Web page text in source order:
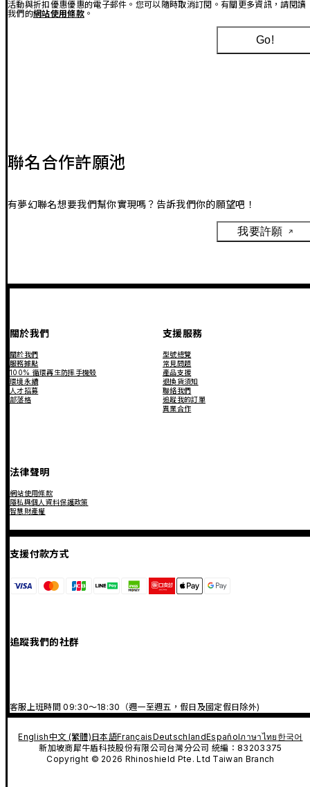
活動與折扣優惠優惠的電子郵件。您可以隨時取消訂閱。有關更多資訊，請閱讀
我們的網站使用條款。
Go!
聯名合作許願池
有夢幻聯名想要我們幫你實現嗎？告訴我們你的願望吧！
我要許願
關於我們
關於我們
服務據點
100% 循環再生防摔手機殼
環境永續
人才招募
部落格
支援服務
型號總覽
常見問題
產品支援
退換貨須知
聯絡我們
追蹤我的訂單
異業合作
法律聲明
網站使用條款
隱私與個人資料保護政策
智慧財產權
支援付款方式
追蹤我們的社群
客服上班時間 09:30～18:30（週一至週五，假日及國定假日除外)
English中文 (繁體)日本語FrançaisDeutschlandEspañolภาษาไทย 한국어
新加坡商犀牛盾科技股份有限公司台灣分公司 統編：83203375
Copyright © 2026 Rhinoshield Pte. Ltd Taiwan Branch